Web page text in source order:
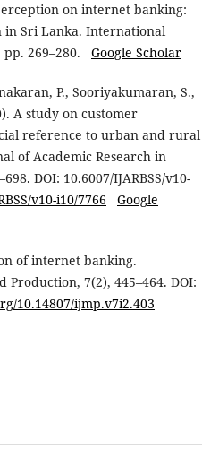
on internet banking:
in Sri Lanka. International
269–280. Google Scholar
P., Sooriyakumaran, S.,
A study on customer
reference to urban and rural
of Academic Research in
DOI: 10.6007/IJARBSS/v10-
v10-i10/7766
Google
of internet banking.
7(2), 445–464. DOI:
10.14807/ijmp.v7i2.403